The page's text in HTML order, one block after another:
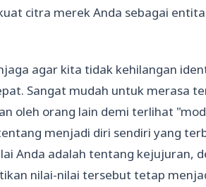
citra merek Anda sebagai
agar kita tidak kehilangan
Sangat mudah untuk merasa
oleh orang lain demi terlihat
menjadi diri sendiri yang
Anda adalah tentang kejujuran,
nilai-nilai tersebut tetap